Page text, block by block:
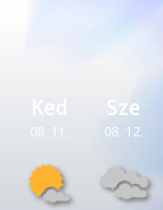
08. 11.
Sze
08. 12.